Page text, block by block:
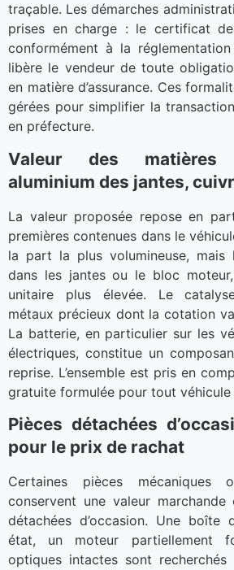
traçable. Les démarches
prises en charge : le certificat
conformément à la
libère le vendeur de toute
en matière d’assurance. Ces
gérées pour simplifier la
en préfecture.
Valeur des matières
aluminium des jantes,
La valeur proposée repose en
premières contenues dans le
la part la plus volumineuse, mais
dans les jantes ou le bloc
unitaire plus élevée. Le
métaux précieux dont la cotation
La batterie, en particulier sur les
électriques, constitue un
reprise. L’ensemble est pris en
gratuite formulée pour tout véhicule
Pièces détachées
pour le prix de rachat
Certaines pièces mécaniques
conservent une valeur
détachées d’occasion. Une boîte
état, un moteur partiellement
optiques intactes sont recherchés